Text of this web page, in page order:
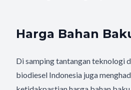
Harga Bahan
Di samping tantangan teknologi
biodiesel Indonesia juga